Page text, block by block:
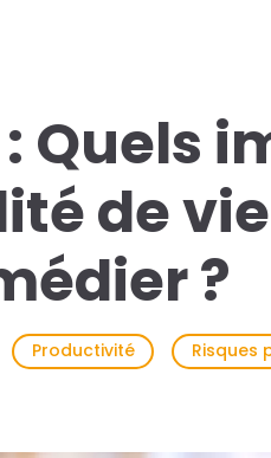
Quels
de
?
Productivité Risques